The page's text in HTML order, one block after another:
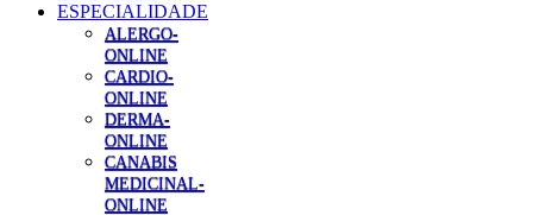
ESPECIALIDADE
ALERGO-
ONLINE
CARDIO-
ONLINE
DERMA-
ONLINE
CANABIS
MEDICINAL-
ONLINE